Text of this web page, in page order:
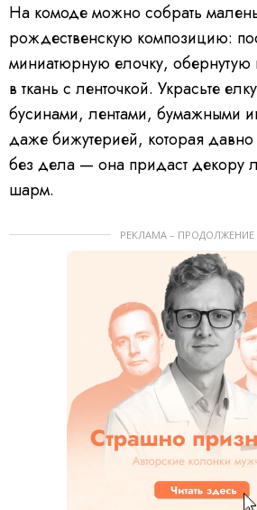
На комоде можно собрать
рождественскую композицию:
миниатюрную елочку, обернутую
в ткань с ленточкой. Украсьте
бусинами, лентами, бумажными
даже бижутерией, которая
без дела — она придаст декору
шарм.
РЕКЛАМА – ПРОДОЛЖЕНИЕ